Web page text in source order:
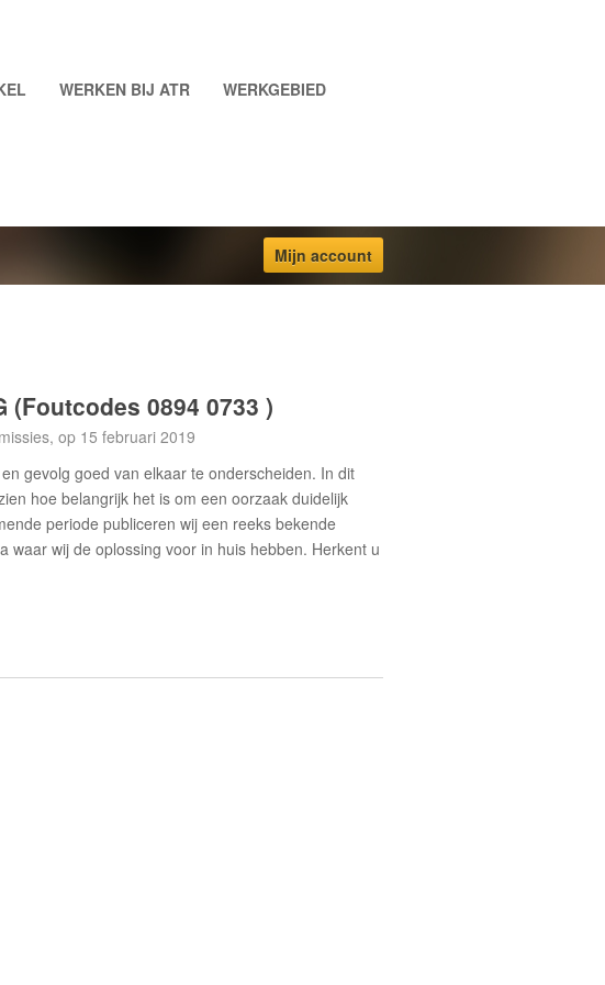
WERKEN BIJ ATR WERKGEBIED
Mijn account
(Foutcodes 0894 0733 )
op 15 februari 2019
gevolg goed van elkaar te onderscheiden. In dit
hoe belangrijk het is om een oorzaak duidelijk
periode publiceren wij een reeks bekende
waar wij de oplossing voor in huis hebben. Herkent u